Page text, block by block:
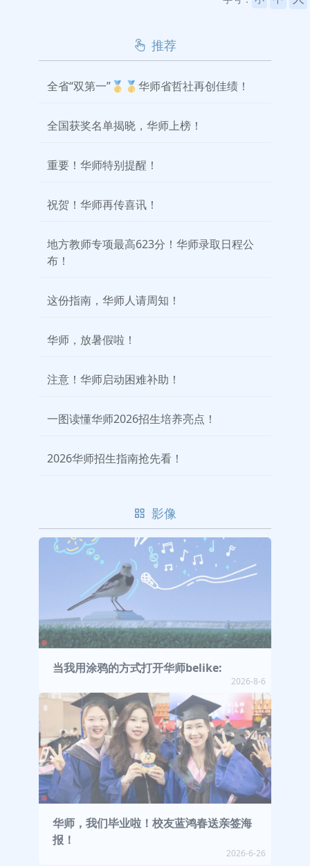
推荐
全省“双第一”🥇🥇华师省哲社再创佳绩！
全国获奖名单揭晓，华师上榜！
重要！华师特别提醒！
祝贺！华师再传喜讯！
地方教师专项最高623分！华师录取日程公
布！
这份指南，华师人请周知！
华师，放暑假啦！
注意！华师启动困难补助！
一图读懂华师2026招生培养亮点！
2026华师招生指南抢先看！
影像
当我用涂鸦的方式打开华师belike:
2026-8-6
华师，我们毕业啦！校友蓝鸿春送亲签海
报！
2026-6-26